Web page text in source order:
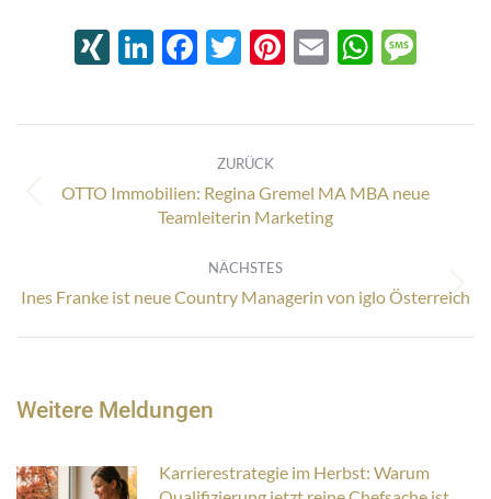
XINGLinkedIn
Facebook
Twitter
Pinterest
Email
ZURÜCK
Vorheriger
Beitrag:
OTTO Immobilien: Regina Gremel MA MBA neue
Teamleiterin Marketing
NÄCHSTES
Nächster
Ines Franke ist neue Country Managerin von iglo Österreich
Weitere Meldungen
Karrierestrategie im Herbst: Warum